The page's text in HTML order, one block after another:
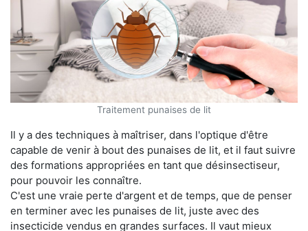
Traitement punaises de lit
Il y a des techniques à maîtriser, dans l'optique d'être
capable de venir à bout des punaises de lit, et il faut suivre
des formations appropriées en tant que désinsectiseur,
pour pouvoir les connaître.
C'est une vraie perte d'argent et de temps, que de penser
en terminer avec les punaises de lit, juste avec des
insecticide vendus en grandes surfaces. Il vaut mieux